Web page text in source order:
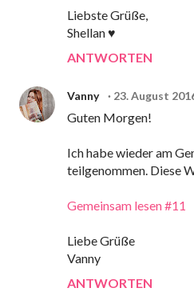
Liebste Grüße,
Shellan ♥
ANTWORTEN
Vanny 23. August
Guten Morgen!
Ich habe wieder am
teilgenommen. Diese
Gemeinsam lesen #11
Liebe Grüße
Vanny
ANTWORTEN